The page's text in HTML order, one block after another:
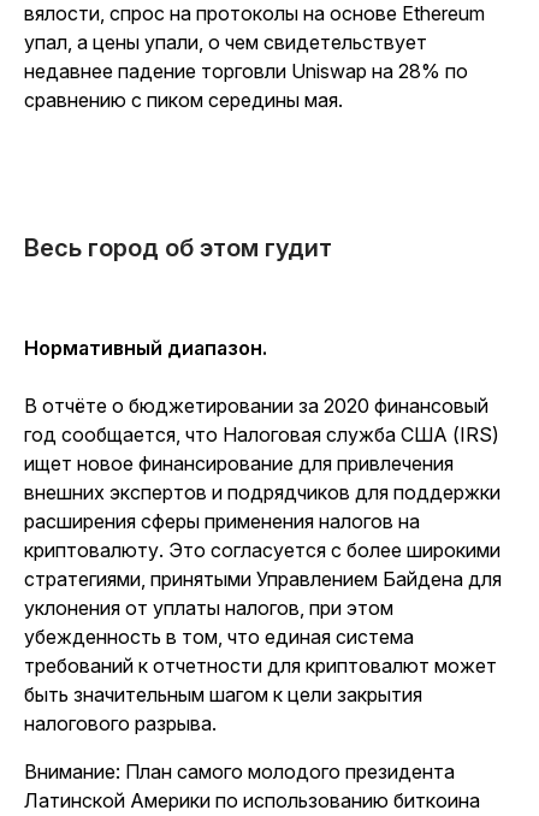
вялости, спрос на протоколы на основе Ethereum
упал, а цены упали, о чем свидетельствует
недавнее падение торговли Uniswap на 28% по
сравнению с пиком середины мая.
Весь город об этом гудит
Нормативный диапазон.
В отчёте о бюджетировании за 2020 финансовый
год сообщается, что Налоговая служба США (IRS)
ищет новое финансирование для привлечения
внешних экспертов и подрядчиков для поддержки
расширения сферы применения налогов на
криптовалюту. Это согласуется с более широкими
стратегиями, принятыми Управлением Байдена для
уклонения от уплаты налогов, при этом
убежденность в том, что единая система
требований к отчетности для криптовалют может
быть значительным шагом к цели закрытия
налогового разрыва.
Внимание: План самого молодого президента
Латинской Америки по использованию биткоина